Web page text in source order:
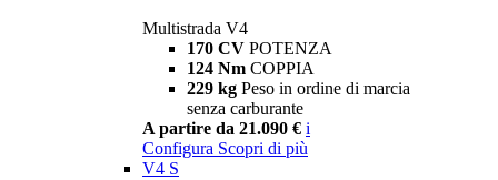
Multistrada V4
170 CV POTENZA
124 Nm COPPIA
229 kg Peso in ordine di marcia
senza carburante
A partire da 21.090 € i
Configura Scopri di più
V4 S